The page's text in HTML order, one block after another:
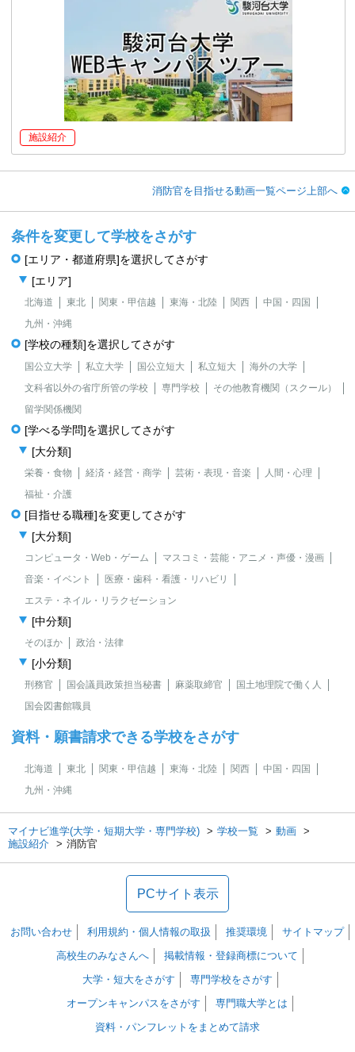
施設紹介
消防官を目指せる動画一覧ページ上部へ
条件を変更して学校をさがす
[エリア・都道府県]を選択してさがす
[エリア]
北海道 東北 関東・甲信越 東海・北陸 関西
中国・四国
九州・沖縄
[学校の種類]を選択してさがす
国公立大学 私立大学 国公立短大 私立短大
海外の大学
文科省以外の省庁所管の学校
専門学校
その他教育機関（スクール）
留学関係機関
[学べる学問]を選択してさがす
[大分類]
栄養・食物 経済・経営・商学 芸術・表現・音楽
人間・心理
福祉・介護
[目指せる職種]を変更してさがす
[大分類]
コンピュータ・Web・ゲーム
マスコミ・芸能・アニメ・声優・漫画
音楽・イベント
医療・歯科・看護・リハビリ
エステ・ネイル・リラクゼーション
[中分類]
そのほか 政治・法律
[小分類]
刑務官 国会議員政策担当秘書 麻薬取締官
国土地理院で働く人
国会図書館職員
資料・願書請求できる学校をさがす
北海道 東北 関東・甲信越 東海・北陸 関西
中国・四国
九州・沖縄
マイナビ進学(大学・短期大学・専門学校) 学校一覧
動画
施設紹介
消防官
PCサイト表示
お問い合わせ 利用規約・個人情報の取扱 推奨環境
サイトマップ
高校生のみなさんへ
掲載情報・登録商標について
大学・短大をさがす
専門学校をさがす
オープンキャンパスをさがす
専門職大学とは
資料・パンフレットをまとめて請求